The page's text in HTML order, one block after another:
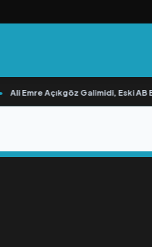
Ali Emre Açıkgöz Galimidi, Eski AB